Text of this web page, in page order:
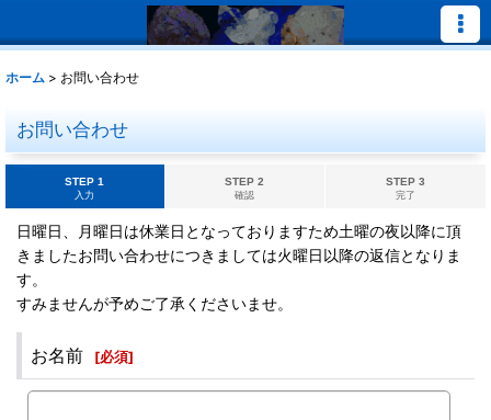
ホーム > お問い合わせ
お問い合わせ
STEP 1
入力
STEP 2
確認
STEP 3
完了
日曜日、月曜日は休業日となっておりますため土曜の夜以降に頂
きましたお問い合わせにつきましては火曜日以降の返信となりま
す。
すみませんが予めご了承くださいませ。
お名前 [必須]